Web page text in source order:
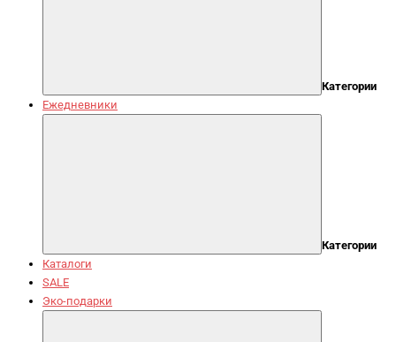
Категории
Ежедневники
Категории
Каталоги
SALE
Эко-подарки